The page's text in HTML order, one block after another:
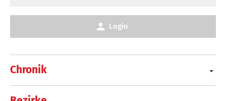
Chronik
Login